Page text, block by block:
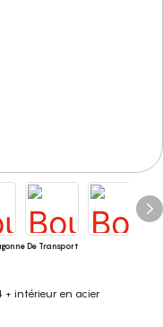
De Transport
intérieur en acier